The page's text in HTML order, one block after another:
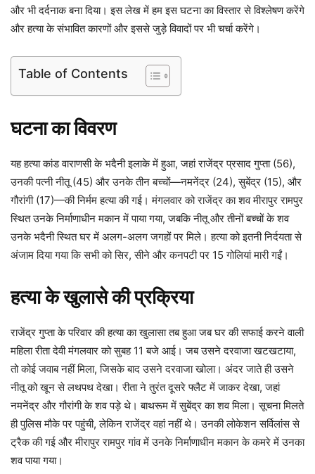
और भी दर्दनाक बना दिया। इस लेख में हम इस घटना का विस्तार से विश्लेषण करेंगे
और हत्या के संभावित कारणों और इससे जुड़े विवादों पर भी चर्चा करेंगे।
Table of Contents
घटना का विवरण
यह हत्या कांड वाराणसी के भदैनी इलाके में हुआ, जहां राजेंद्र प्रसाद गुप्ता (56),
उनकी पत्नी नीतू (45) और उनके तीन बच्चों—नमनेंद्र (24), सुबेंद्र (15), और
गौरांगी (17)—की निर्मम हत्या की गई। मंगलवार को राजेंद्र का शव मीरापुर रामपुर
स्थित उनके निर्माणाधीन मकान में पाया गया, जबकि नीतू और तीनों बच्चों के शव
उनके भदैनी स्थित घर में अलग-अलग जगहों पर मिले। हत्या को इतनी निर्दयता से
अंजाम दिया गया कि सभी को सिर, सीने और कनपटी पर 15 गोलियां मारी गईं।
हत्या के खुलासे की प्रक्रिया
राजेंद्र गुप्ता के परिवार की हत्या का खुलासा तब हुआ जब घर की सफाई करने वाली
महिला रीता देवी मंगलवार को सुबह 11 बजे आई। जब उसने दरवाजा खटखटाया,
तो कोई जवाब नहीं मिला, जिसके बाद उसने दरवाजा खोला। अंदर जाते ही उसने
नीतू को खून से लथपथ देखा। रीता ने तुरंत दूसरे फ्लैट में जाकर देखा, जहां
नमनेंद्र और गौरांगी के शव पड़े थे। बाथरूम में सुबेंद्र का शव मिला। सूचना मिलते
ही पुलिस मौके पर पहुंची, लेकिन राजेंद्र वहां नहीं थे। उनकी लोकेशन सर्विलांस से
ट्रैक की गई और मीरापुर रामपुर गांव में उनके निर्माणाधीन मकान के कमरे में उनका
शव पाया गया।